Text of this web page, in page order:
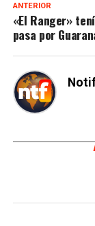
ANTERIOR
«El Ranger»
pasa por